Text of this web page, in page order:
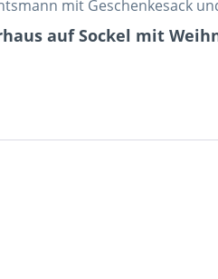
mit Geschenkesack
auf Sockel mit